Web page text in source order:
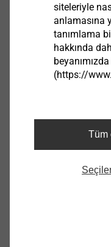
siteleriyle
anlamasına
tanımlama
hakkında
(https://
Tüm